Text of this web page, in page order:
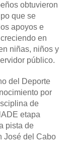
obtuvieron
que se
apoyos e
en
niñas, niños y
público.
del Deporte
por
de
etapa
pista de
José del Cabo